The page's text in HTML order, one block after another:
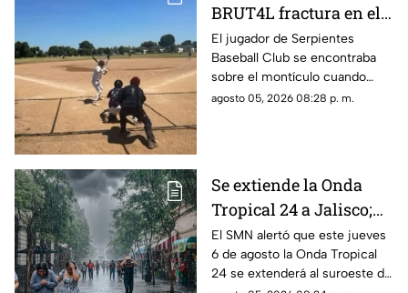
BRUT4L fractura en el
brazo mientras lanzaba
El jugador de Serpientes
Baseball Club se encontraba
sobre el montículo cuando
inició el movimiento para
agosto 05, 2026 08:28 p. m.
Se extiende la Onda
Tropical 24 a Jalisco;
¿cómo modificará el
clima de Guadalajara?
El SMN alertó que este jueves
6 de agosto la Onda Tropical
24 se extenderá al suroeste de